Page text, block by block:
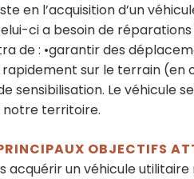
en l’acquisition d’un
ci a besoin de
de : •garantir des
sur le terrain (en
sensibilisation. Le véhicule
territoire.
OBJECTIFS
acquérir un véhicule